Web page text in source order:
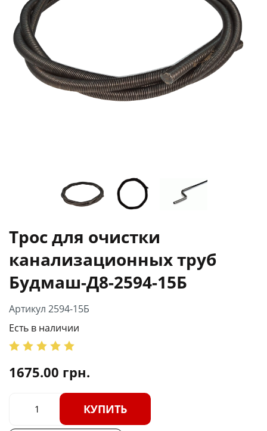
Трос для очистки
канализационных труб
Будмаш-Д8-2594-15Б
Артикул 2594-15Б
Есть в наличии
1675.00 грн.
КУПИТЬ